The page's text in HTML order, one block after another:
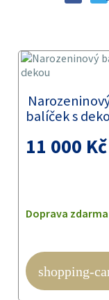
balíček s
11 000 Kč
Doprava zdarma
shopping-